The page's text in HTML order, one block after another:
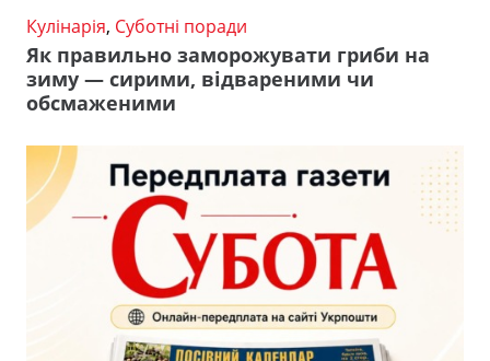
Кулінарія, Суботні поради
Як правильно заморожувати гриби на
зиму — сирими, відвареними чи
обсмаженими